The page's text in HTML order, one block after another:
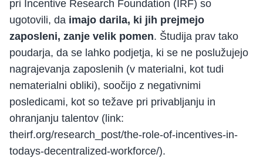
pri Incentive Research Foundation (IRF) so
ugotovili, da imajo darila, ki jih prejmejo
zaposleni, zanje velik pomen. Študija prav tako
poudarja, da se lahko podjetja, ki se ne poslužujejo
nagrajevanja zaposlenih (v materialni, kot tudi
nematerialni obliki), soočijo z negativnimi
posledicami, kot so težave pri privabljanju in
ohranjanju talentov (link:
theirf.org/research_post/the-role-of-incentives-in-
todays-decentralized-workforce/).